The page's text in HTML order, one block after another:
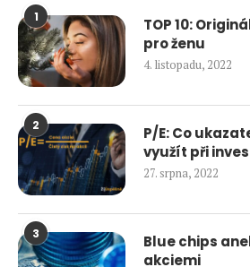
1
TOP 10:
pro ženu
4. listopadu, 2022
2
P/E: Co
využít při
27. srpna, 2022
3
Blue chips
akciemi